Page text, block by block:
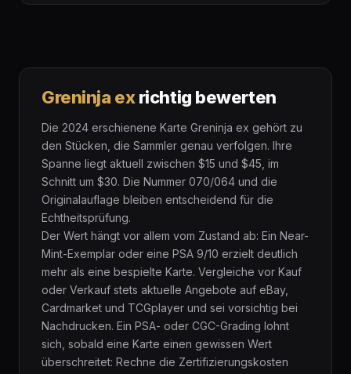
Greninja exrichtig bewerten
Die 2024 erschienene Karte Greninja ex gehört zu
den Stücken, die Sammler genau verfolgen. Ihre
Spanne liegt aktuell zwischen $15 und $45, im
Schnitt um $30. Die Nummer 070/064 und die
Originalauflage bleiben entscheidend für die
Echtheitsprüfung.
Der Wert hängt vor allem vom Zustand ab: Ein Near-
Mint-Exemplar oder eine PSA 9/10 erzielt deutlich
mehr als eine bespielte Karte. Vergleiche vor Kauf
oder Verkauf stets aktuelle Angebote auf eBay,
Cardmarket und TCGplayer und sei vorsichtig bei
Nachdrucken. Ein PSA- oder CGC-Grading lohnt
sich, sobald eine Karte einen gewissen Wert
überschreitet: Rechne die Zertifizierungskosten